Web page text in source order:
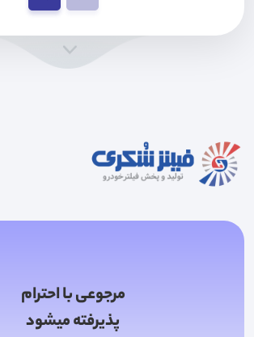
مرجوعی با احترام
پذیرفته میشود